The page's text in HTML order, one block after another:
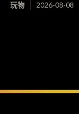
玩物 2026-08-08